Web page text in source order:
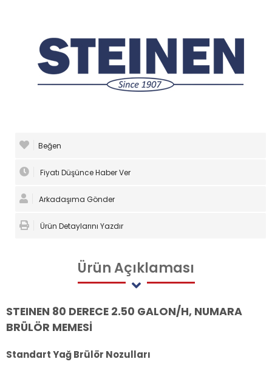
Beğen
Fiyatı Düşünce Haber Ver
Arkadaşıma Gönder
Ürün Detaylarını Yazdır
ÜrünAçıklaması
STEINEN 80 DERECE 2.50 GALON/H, NUMARA
BRÜLÖR MEMESİ
Standart Yağ Brülör Nozulları